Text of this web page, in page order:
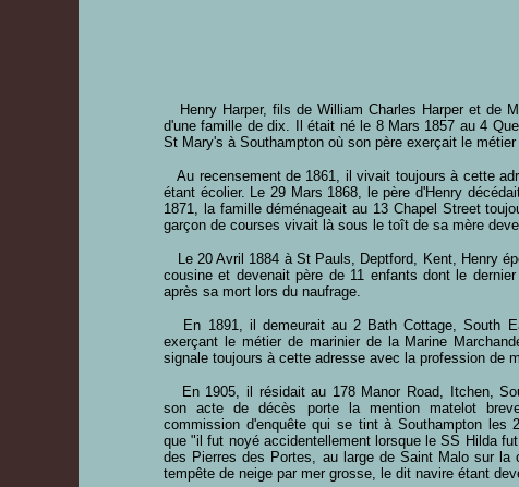
Henry Harper, fils de William Charles Harper et de
d'une famille de dix. Il était né le 8 Mars 1857 au 4
St Mary's à Southampton où son père exerçait le métier
Au recensement de 1861, il vivait toujours à cette
étant écolier. Le 29 Mars 1868, le père d'Henry
1871, la famille déménageait au 13 Chapel Street
garçon de courses vivait là sous le toît de sa mère
Le 20 Avril 1884 à St Pauls, Deptford, Kent, Henry
cousine et devenait père de 11 enfants dont le
après sa mort lors du naufrage.
En 1891, il demeurait au 2 Bath Cottage, South
exerçant le métier de marinier de la Marine
signale toujours à cette adresse avec la profession de
En 1905, il résidait au 178 Manor Road, Itchen,
son acte de décès porte la mention matelot
commission d'enquête qui se tint à Southampton les
que "il fut noyé accidentellement lorsque le SS Hilda
des Pierres des Portes, au large de Saint Malo sur la
tempête de neige par mer grosse, le dit navire étant